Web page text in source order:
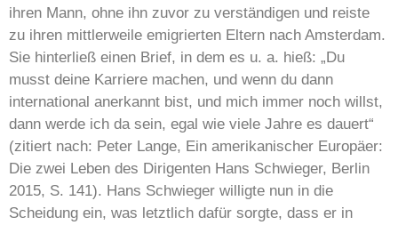
ihren Mann, ohne ihn zuvor zu verständigen und reiste
zu ihren mittlerweile emigrierten Eltern nach Amsterdam.
Sie hinterließ einen Brief, in dem es u. a. hieß: „Du
musst deine Karriere machen, und wenn du dann
international anerkannt bist, und mich immer noch willst,
dann werde ich da sein, egal wie viele Jahre es dauert“
(zitiert nach: Peter Lange, Ein amerikanischer Europäer:
Die zwei Leben des Dirigenten Hans Schwieger, Berlin
2015, S. 141). Hans Schwieger willigte nun in die
Scheidung ein, was letztlich dafür sorgte, dass er in